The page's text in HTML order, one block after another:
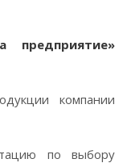
предприятие»
компании
по выбору